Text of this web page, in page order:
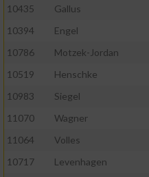
10435
Gallus
10394
Engel
10786
Motzek-Jordan
10519
Henschke
10983
Siegel
11070
Wagner
11064
Volles
10717
Levenhagen